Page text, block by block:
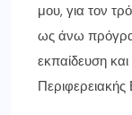
μου, για τον
ως άνω
εκπαίδευση